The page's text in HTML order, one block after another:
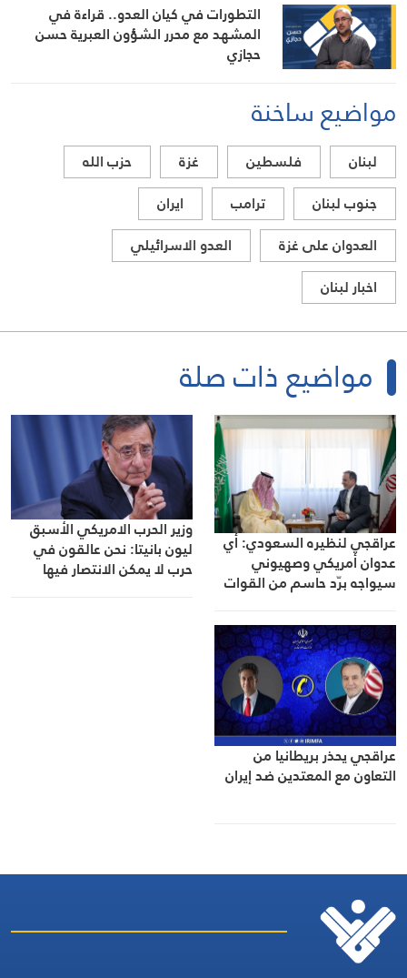
التطورات في كيان العدو.. قراءة في
المشهد مع محرر الشؤون العبرية حسن
حجازي
مواضيع ساخنة
لبنان فلسطين غزة
حزب الله
جنوب لبنان
ترامب
ايران
العدوان على غزة
العدو الاسرائيلي
اخبار لبنان
مواضيع ذات صلة
عراقجي لنظيره السعودي: أي
عدوان أمريكي وصهيوني
سيواجه برّد حاسم من القوات
وزير الحرب الامريكي الأسبق
ليون بانيتا: نحن عالقون في
حرب لا يمكن الانتصار فيها
عراقجي يحذر بريطانيا من
التعاون مع المعتدين ضد إيران